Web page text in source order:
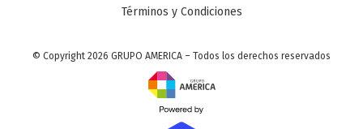
Términos y Condiciones
© Copyright 2026 GRUPO AMERICA – Todos los derechos reservados